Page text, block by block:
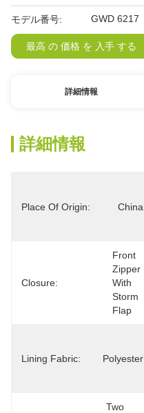
モデル番号: GWD 6217
最高 の 価格 を 入手 する
詳細情報
詳細情報
Place Of Origin: China
Closure:
Front
Zipper
With
Storm
Flap
Lining Fabric: Polyester
Two